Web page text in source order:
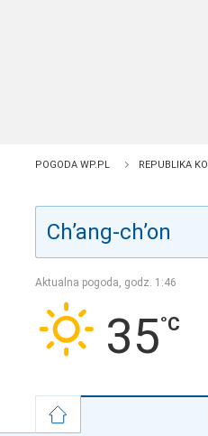
POGODA WP.PL REPUBLIKA
Aktualna pogoda, godz. 1:46
35